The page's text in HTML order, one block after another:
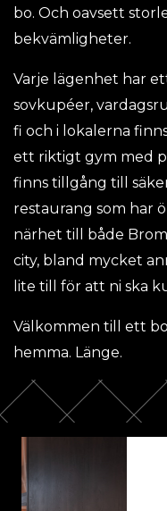
bo. Och oavsett
bekvämligheter.
Varje lägenhet har
sovkupéer,
fi och i lokalerna
ett riktigt gym med
finns tillgång till
restaurang som har
närhet till både
city, bland mycket
lite till för att ni ska
Välkommen till ett
hemma. Länge.